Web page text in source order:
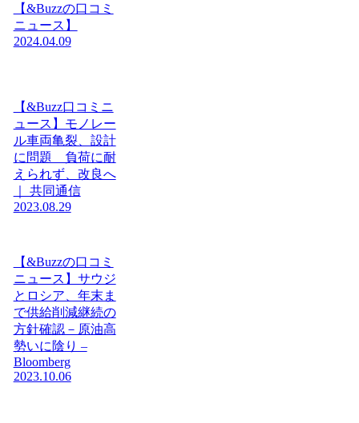
【&Buzzの口コミ
ニュース】
2024.04.09
【&Buzz口コミニ
ュース】モノレー
ル車両亀裂、設計
に問題 負荷に耐
えられず、改良へ
｜ 共同通信
2023.08.29
【&Buzzの口コミ
ニュース】サウジ
とロシア、年末ま
で供給削減継続の
方針確認－原油高
勢いに陰り –
Bloomberg
2023.10.06